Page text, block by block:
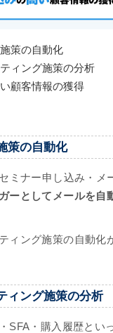
策の自動化
ィング施策の分析
顧客情報の獲得
策の自動化
ミナー申し込み・メ
ーとしてメールを自
ィング施策の自動化
ィング施策の分析
SFA・購入履歴とい